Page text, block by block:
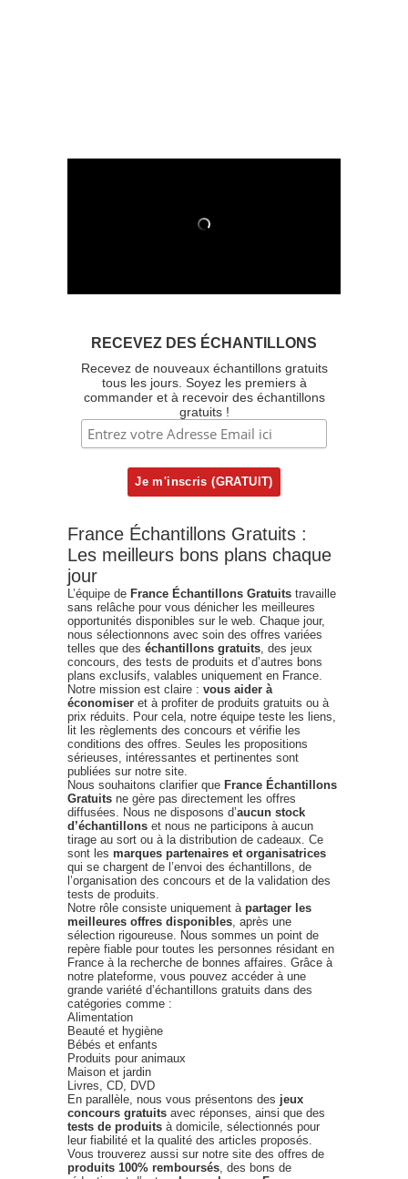
RECEVEZ DES ÉCHANTILLONS
Recevez de nouveaux échantillons gratuits
tous les jours. Soyez les premiers à
commander et à recevoir des échantillons
gratuits !
France Échantillons Gratuits :
Les meilleurs bons plans chaque
jour
L’équipe de France Échantillons Gratuits travaille
sans relâche pour vous dénicher les meilleures
opportunités disponibles sur le web. Chaque jour,
nous sélectionnons avec soin des offres variées
telles que des échantillons gratuits , des jeux
concours, des tests de produits et d’autres bons
plans exclusifs, valables uniquement en France.
Notre mission est claire : vous aider à
économiser et à profiter de produits gratuits ou à
prix réduits. Pour cela, notre équipe teste les liens,
lit les règlements des concours et vérifie les
conditions des offres. Seules les propositions
sérieuses, intéressantes et pertinentes sont
publiées sur notre site.
Nous souhaitons clarifier que France Échantillons
Gratuits ne gère pas directement les offres
diffusées. Nous ne disposons d’aucun stock
d’échantillons et nous ne participons à aucun
tirage au sort ou à la distribution de cadeaux. Ce
sont les marques partenaires et organisatrices
qui se chargent de l’envoi des échantillons, de
l’organisation des concours et de la validation des
tests de produits.
Notre rôle consiste uniquement à partager les
meilleures offres disponibles , après une
sélection rigoureuse. Nous sommes un point de
repère fiable pour toutes les personnes résidant en
France à la recherche de bonnes affaires. Grâce à
notre plateforme, vous pouvez accéder à une
grande variété d’échantillons gratuits dans des
catégories comme :
Alimentation
Beauté et hygiène
Bébés et enfants
Produits pour animaux
Maison et jardin
Livres, CD, DVD
En parallèle, nous vous présentons des jeux
concours gratuits avec réponses, ainsi que des
tests de produits à domicile, sélectionnés pour
leur fiabilité et la qualité des articles proposés.
Vous trouverez aussi sur notre site des offres de
produits 100% remboursés , des bons de